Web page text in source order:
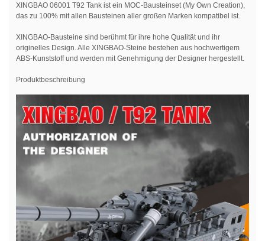
XINGBAO 06001 T92 Tank ist ein MOC-Bausteinset (My Own Creation),
das zu 100% mit allen Bausteinen aller großen Marken kompatibel ist.
XINGBAO-Bausteine sind berühmt für ihre hohe Qualität und ihr
originelles Design. Alle XINGBAO-Steine bestehen aus hochwertigem
ABS-Kunststoff und werden mit Genehmigung der Designer hergestellt.
Produktbeschreibung